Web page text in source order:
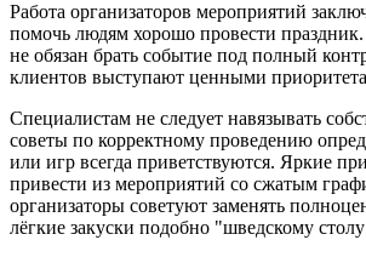
Работа организаторов мероприятий
помочь людям хорошо провести праздник.
не обязан брать событие под полный
клиентов выступают ценными
Специалистам не следует навязывать
советы по корректному проведению
или игр всегда приветствуются. Яркие
привести из мероприятий со сжатым
организаторы советуют заменять
лёгкие закуски подобно "шведскому